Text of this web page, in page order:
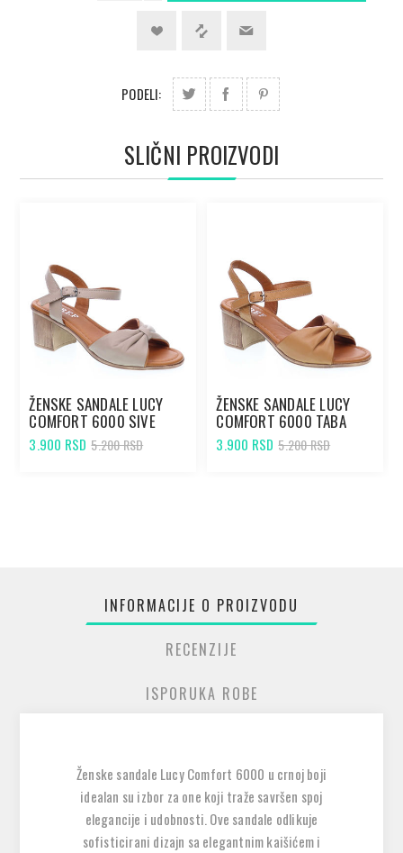
PODELI:
SLIČNI PROIZVODI
ŽENSKE SANDALE LUCY
COMFORT 6000 SIVE
3.900 RSD 5.200 RSD
ŽENSKE SANDALE LUCY
COMFORT 6000 TABA
3.900 RSD 5.200 RSD
INFORMACIJE O PROIZVODU
RECENZIJE
ISPORUKA ROBE
Ženske sandale Lucy Comfort 6000 u crnoj boji
idealan su izbor za one koji traže savršen spoj
elegancije i udobnosti. Ove sandale odlikuje
sofisticirani dizajn sa elegantnim kaišićem i